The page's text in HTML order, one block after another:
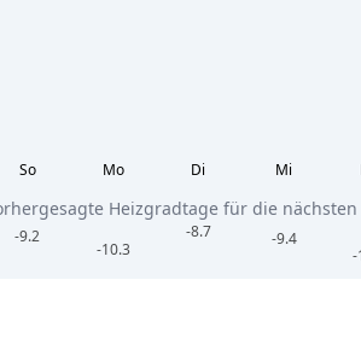
So
-9.2
Mo
-10.3
Di
-8.7
Mi
-9.4
-
Heizgradtage für die nächsten